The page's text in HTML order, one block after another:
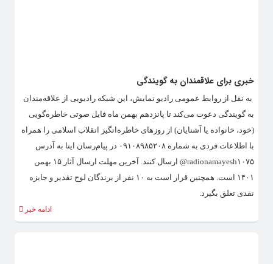
خبری برای علاقمندان به گویندگی
به نقل از روابط عمومی رادیو نمایش، این شبکه رادیویی از علاقه‌مندان
به گویندگی دعوت می‌کند تا پانزدهم بهمن ماه فایل صوتی خاطره‌گویی
(خود، خانواده یا آشنایان) از روزهای خاطره‌انگیز انقلاب اسلامی را همراه
با اطلاعات فردی به شماره ۰۹۱۰۸۹۸۵۲۰۸ در پیام‌رسان ایتا به آدرس
radionamayesh۱۰۷۵@ ارسال کنند. آخرین مهلت ارسال آثار ۱۵ بهمن
۱۴۰۱ است. همچنین قرار است به ۱۰ نفر از برندگان لوح تقدیر و جایزه
نقدی تعلق بگیرد.
ادامه خبر